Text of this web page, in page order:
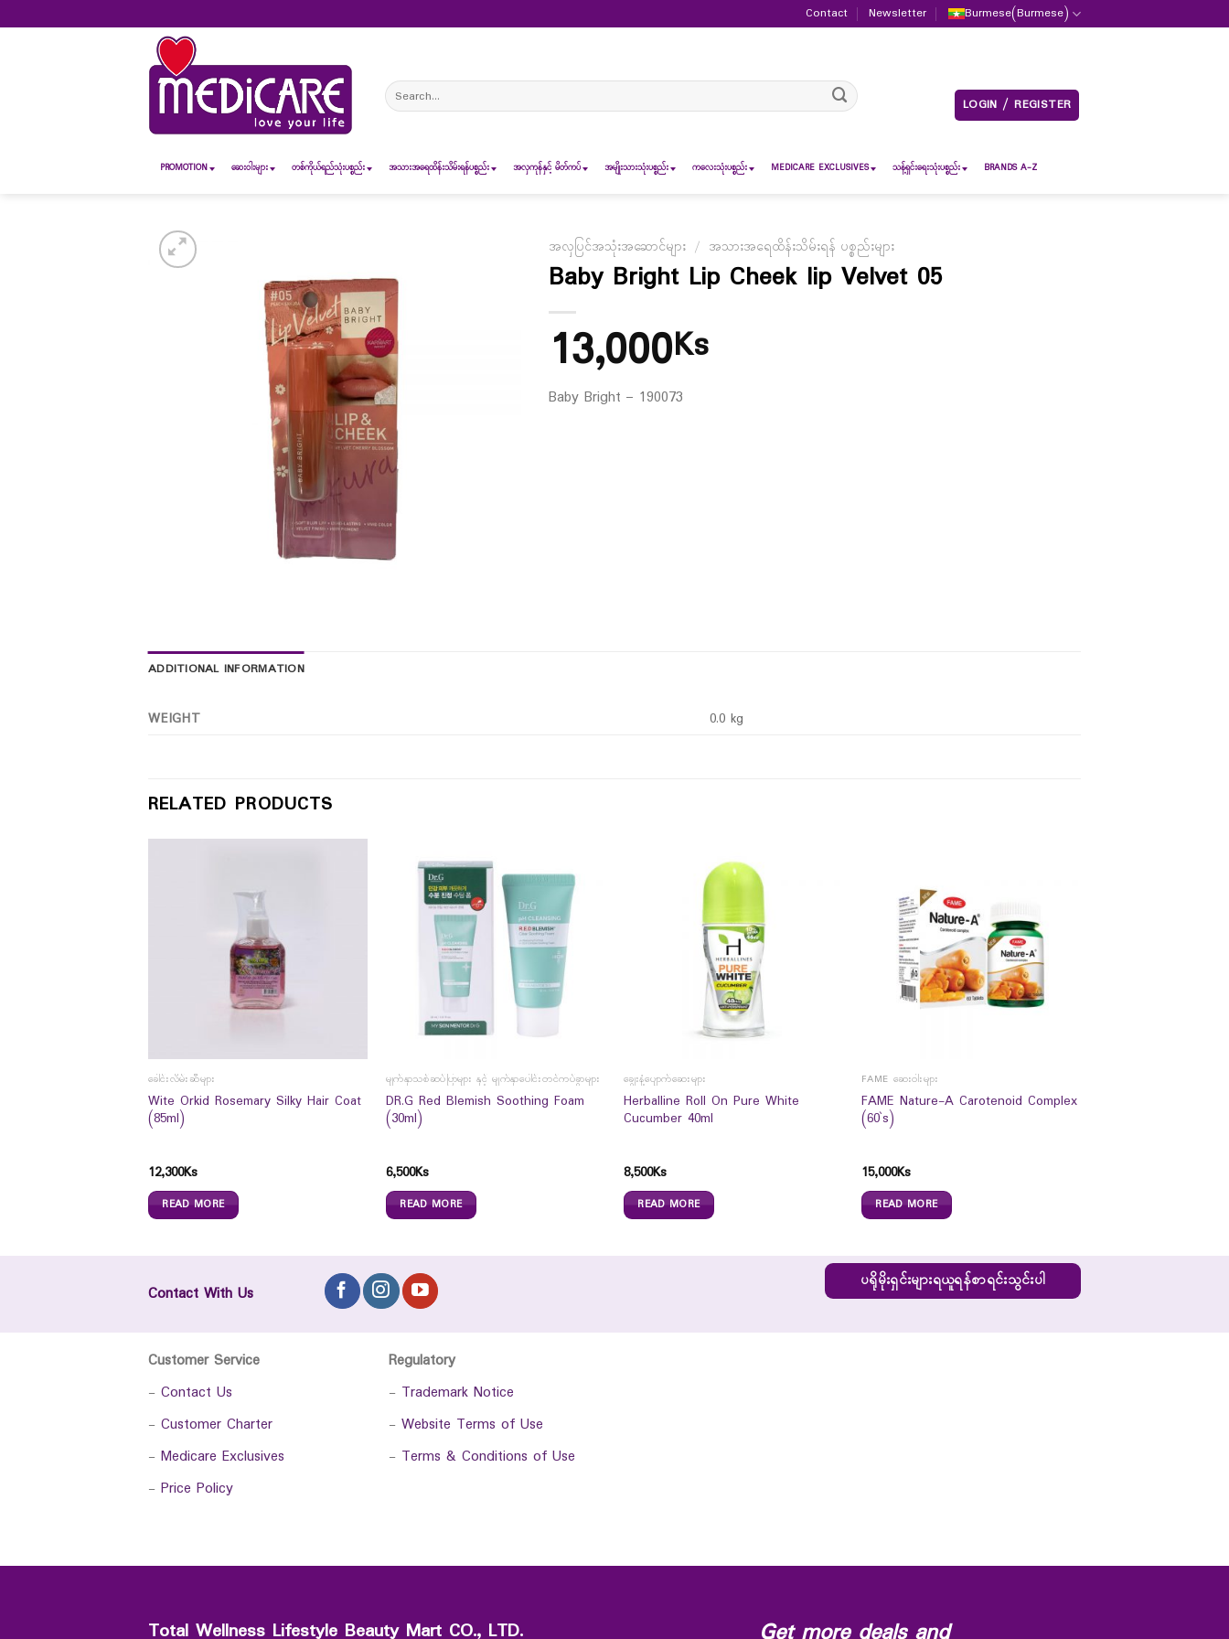
to
Contact Newsletter Burmese(Burmese)
Search
for:
LOGIN / REGISTER
PROMOTION ဆေး၀ါးများ တစ်ကိုယ်ရည်သုံးပစ္စည်း အသားအရေထိန်းသိမ်းရန်ပစ္စည်း အလှကုန်နှင့် မိတ်ကပ် အမျိုးသားသုံးပစ္စည်း ကလေးသုံးပစ္စည်း MEDICARE EXCLUSIVES သန့်ရှင်းရေးသုံးပစ္စည်း BRANDS A-Z
အလှပြင်အသုံးအဆောင်များ / အသားအရေထိန်းသိမ်းရန် ပစ္စည်းများ
Baby Bright Lip Cheek lip Velvet 05
13,000Ks
Baby Bright – 190073
ADDITIONAL INFORMATION
WEIGHT 0.0 kg
RELATED PRODUCTS
ခေါင်းလိမ်းဆီများ
Wite Orkid Rosemary Silky Hair Coat
(85ml)
12,300Ks
READ MORE
မျက်နှာသစ်ဆပ်ပြာများ နှင့် မျက်နှာပေါင်းတင်ကပ်ခွာများ
DR.G Red Blemish Soothing Foam
(30ml)
6,500Ks
READ MORE
ချွေးနံ့ပျောက်ဆေးများ
Herballine Roll On Pure White
Cucumber 40ml
8,500Ks
READ MORE
FAME ဆေးဝါးများ
FAME Nature-A Carotenoid Complex
(60`s)
15,000Ks
READ MORE
Contact With Us
ပရိုမိုးရှင်းများရယူရန်စာရင်းသွင်းပါ
Customer Service
- Contact Us
- Customer Charter
- Medicare Exclusives
- Price Policy
Regulatory
- Trademark Notice
- Website Terms of Use
- Terms & Conditions of Use
Total Wellness Lifestyle Beauty Mart CO., LTD.